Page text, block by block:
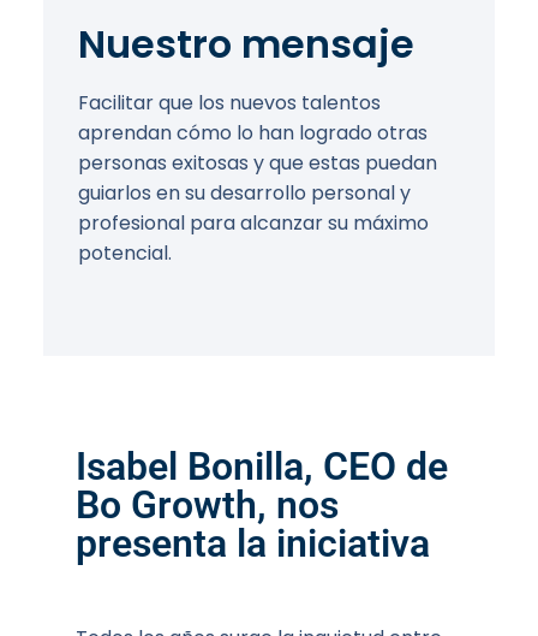
Nuestro mensaje
Facilitar que los nuevos talentos
aprendan cómo lo han logrado otras
personas exitosas y que estas puedan
guiarlos en su desarrollo personal y
profesional para alcanzar su máximo
potencial.
Isabel Bonilla, CEO de
Bo Growth, nos
presenta la iniciativa